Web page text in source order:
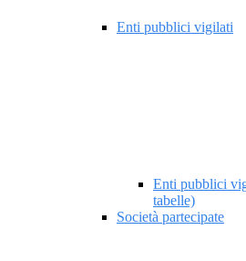
Enti pubblici vigilati
Enti pubblici
tabelle)
Società partecipate